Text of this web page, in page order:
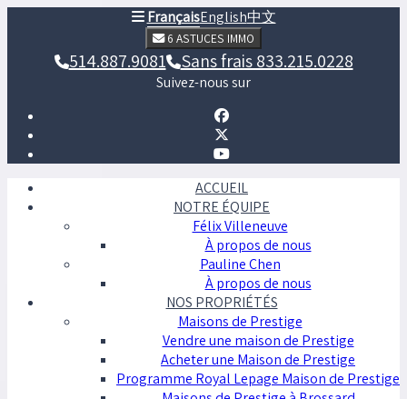
FrançaisEnglish中文
6 ASTUCES IMMO
514.887.9081 Sans frais 833.215.0228
Suivez-nous sur
ACCUEIL
NOTRE ÉQUIPE
Félix Villeneuve
À propos de nous
Pauline Chen
À propos de nous
NOS PROPRIÉTÉS
Maisons de Prestige
Vendre une maison de Prestige
Acheter une Maison de Prestige
Programme Royal Lepage Maison de Prestige